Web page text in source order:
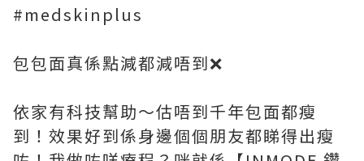
#medskinplus
包包面真係點減都減唔到❌
依家有科技幫助～估唔到千年包面都瘦
到！效果好到係身邊個個朋友都睇得出瘦